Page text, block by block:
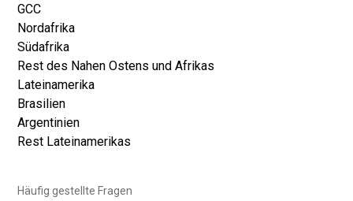
GCC
Nordafrika
Südafrika
Rest des Nahen Ostens und Afrikas
Lateinamerika
Brasilien
Argentinien
Rest Lateinamerikas
Häufig gestellte Fragen